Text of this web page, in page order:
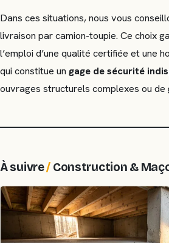
Dans ces situations, nous vous
livraison par camion-toupie. Ce choix
l’emploi d’une qualité certifiée et une
qui constitue un gage de sécurité
ouvrages structurels complexes ou de
À suivre/ Construction &